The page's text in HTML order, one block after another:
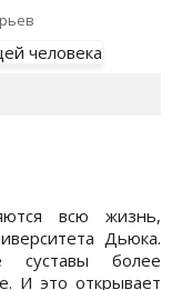
всю жизнь,
Дьюка.
суставы более
И это открывает